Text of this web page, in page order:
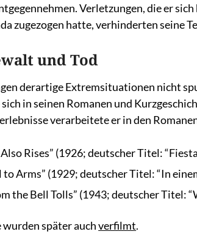
Verletzungen, die er
zugezogen hatte, verhinderten seine
und Tod
derartige Extremsituationen nicht
in seinen Romanen und
verarbeitete er in den
Rises” (1926; deutscher Titel:
to Arms” (1929; deutscher Titel: “In
the Bell Tolls” (1943; deutscher Titel:
wurden später auchverfilmt.